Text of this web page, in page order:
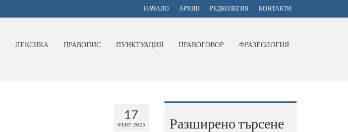
НАЧАЛО АРХИВ РЕДКОЛЕГИЯ КОНТАКТИ
ЛЕКСИКА ПРАВОПИС ПУНКТУАЦИЯ ПРАВОГОВОР ФРАЗЕОЛОГИЯ
17
ФЕВР. 2025 Разширено търсене